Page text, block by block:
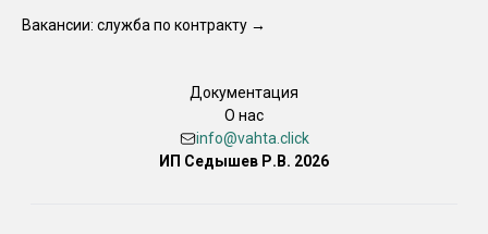
Вакансии: служба по контракту →
Документация
О нас
info@vahta.click
ИП Седышев Р.В. 2026